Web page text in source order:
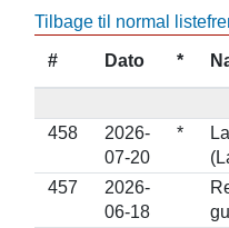
Tilbage til normal
# Dato *
458
2026-
07-20
*
457
2026-
06-18